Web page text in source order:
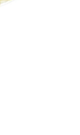
чел. (мясо